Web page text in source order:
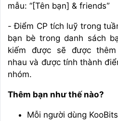
mẫu: “[Tên bạn] & friends”
- Điểm CP tích luỹ trong
bạn bè trong danh sách
kiếm được sẽ được
nhau và được tính thành
nhóm.
Thêm bạn như thế nào?
Mỗi người dùng